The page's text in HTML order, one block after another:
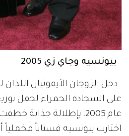
بيونسيه وجاي زي 2005
دخل الزوجان الأيقونيان اللذان
على السجادة الحمراء لحفل
عام 2005، بإطلالة جذابة
اختارت بيونسيه فستاناً